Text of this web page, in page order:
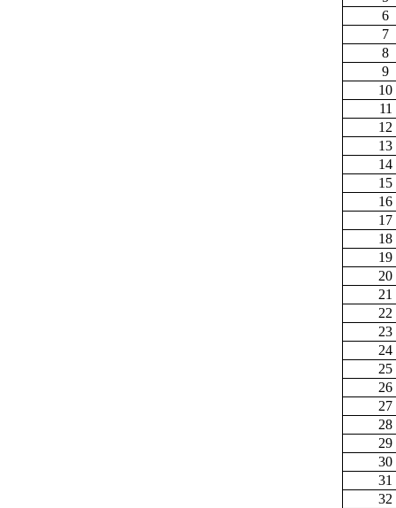
6
7
8
9
10
11
12
13
14
15
16
17
18
19
20
21
22
23
24
25
26
27
28
29
30
31
32